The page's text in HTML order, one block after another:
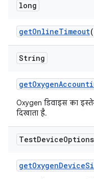
long
getOnlineTimeout
String
getOxygen
Oxygen डिवाइस का
दिखाता है.
TestDeviceOptions
getOxygenDevice